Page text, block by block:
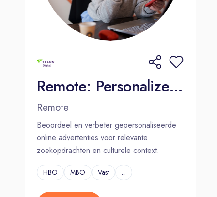
Remote: Personalized Internet Ads Assessor - Dutch (NL)
Remote
Beoordeel en verbeter gepersonaliseerde
online advertenties voor relevante
zoekopdrachten en culturele context.
HBO MBO Vast ...